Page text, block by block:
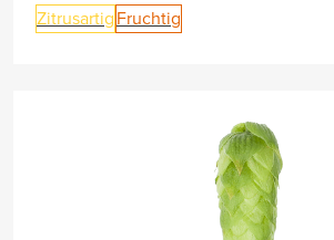
Zitrusartig Fruchtig